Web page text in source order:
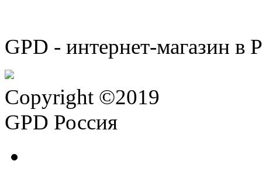
GPD - интернет-магазин в
Copyright ©2019
GPD Россия